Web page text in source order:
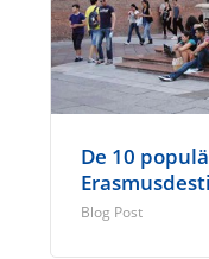
De 10
Blog Post